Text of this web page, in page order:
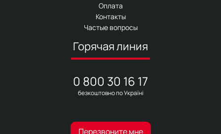
Оплата
Контакты
Частые вопросы
Горячая линия
0 800 30 16 17
безкоштовно по Україні
Перезвоните мне